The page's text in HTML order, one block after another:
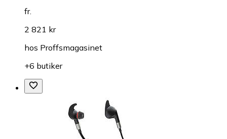
fr.
2 821 kr
hos Proffsmagasinet
+6 butiker